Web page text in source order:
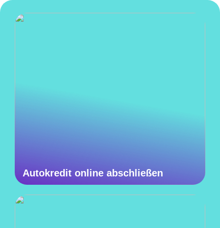
Autokredit online abschließen